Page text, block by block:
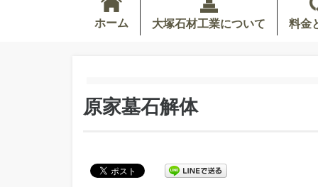
ホーム 大塚石材工業について 料金
原家墓石解体